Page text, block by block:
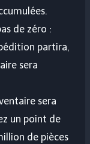
de zéro :
partira,
sera
sera
un point de
de pièces